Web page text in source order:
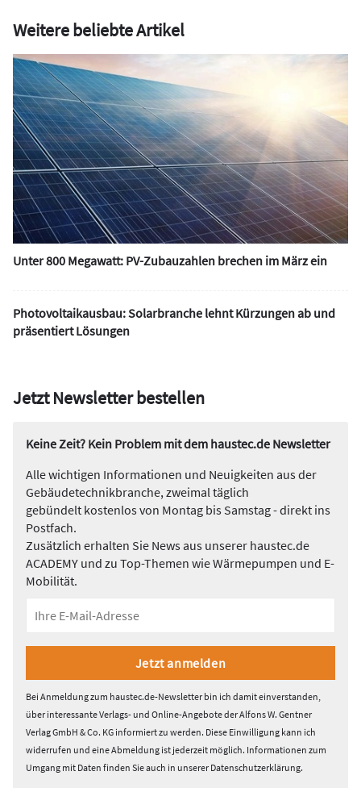
Weitere beliebte Artikel
Unter 800 Megawatt: PV-Zubauzahlen brechen im März ein
Photovoltaikausbau: Solarbranche lehnt Kürzungen ab und
präsentiert Lösungen
Jetzt Newsletter bestellen
Keine Zeit? Kein Problem mit dem haustec.de Newsletter
Alle wichtigen Informationen und Neuigkeiten aus der
Gebäudetechnikbranche, zweimal täglich
gebündelt kostenlos von Montag bis Samstag - direkt ins
Postfach.
Zusätzlich erhalten Sie News aus unserer haustec.de
ACADEMY und zu Top-Themen wie Wärmepumpen und E-
Mobilität.
Bei Anmeldung zum haustec.de-Newsletter bin ich damit einverstanden,
über interessante Verlags- und Online-Angebote der Alfons W. Gentner
Verlag GmbH & Co. KG informiert zu werden. Diese Einwilligung kann ich
widerrufen und eine Abmeldung ist jederzeit möglich. Informationen zum
Umgang mit Daten finden Sie auch in unserer Datenschutzerklärung.